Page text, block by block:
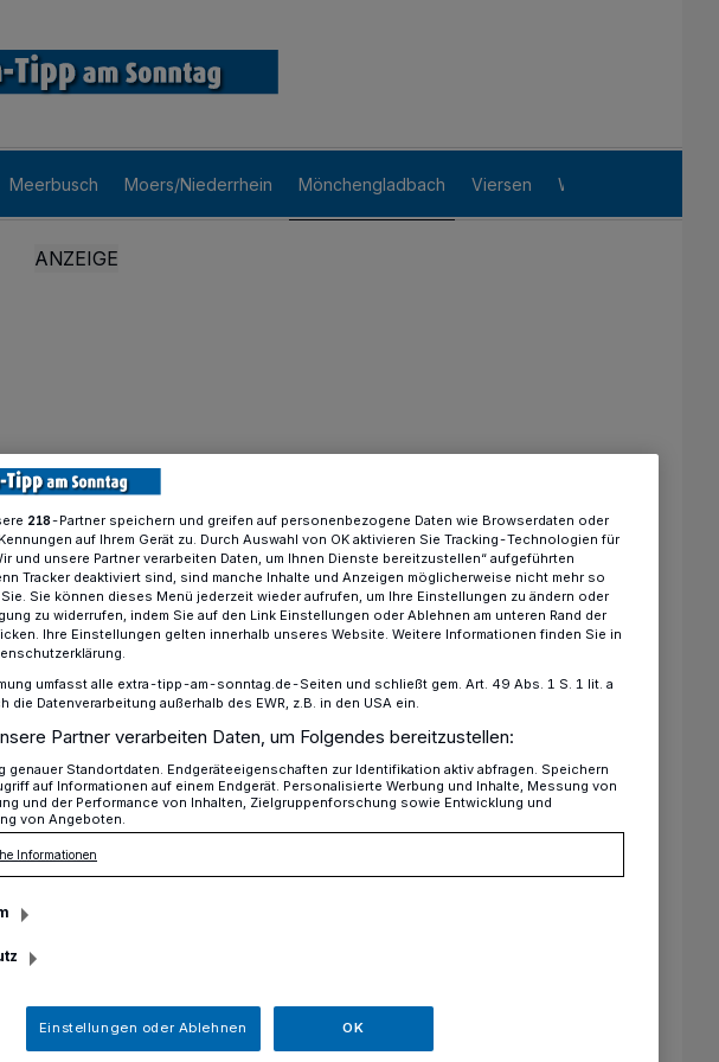
Meerbusch Moers/Niederrhein Mönchengladbach Viersen Willich
Abfuhrtermine wegen Fronleichnam
am Feiertag geschlossen
nach
macht auf einen geänderten Rhythmus
Durch Fronleichnam werden die
geleert.
218-Partner speichern und greifen auf personenbezogene Daten wie Browserdaten oder
auf Ihrem Gerät zu. Durch Auswahl von OK aktivieren Sie Tracking-Technologien für
und unsere Partner verarbeiten Daten, um Ihnen Dienste bereitzustellen“ aufgeführten
Tracker deaktiviert sind, sind manche Inhalte und Anzeigen möglicherweise nicht mehr so
Sie können dieses Menü jederzeit wieder aufrufen, um Ihre Einstellungen zu ändern oder
zu widerrufen, indem Sie auf den Link Einstellungen oder Ablehnen am unteren Rand der
Ihre Einstellungen gelten innerhalb unseres Website. Weitere Informationen finden Sie in
umfasst alle extra-tipp-am-sonntag.de-Seiten und schließt gem. Art. 49 Abs. 1 S. 1 lit. a
die Datenverarbeitung außerhalb des EWR, z.B. in den USA ein.
Partner verarbeiten Daten, um Folgendes bereitzustellen:
genauer Standortdaten. Endgeräteeigenschaften zur Identifikation aktiv abfragen. Speichern
auf Informationen auf einem Endgerät. Personalisierte Werbung und Inhalte, Messung von
und der Performance von Inhalten, Zielgruppenforschung sowie Entwicklung und
von Angeboten.
Informationen
Einstellungen oder Ablehnen OK